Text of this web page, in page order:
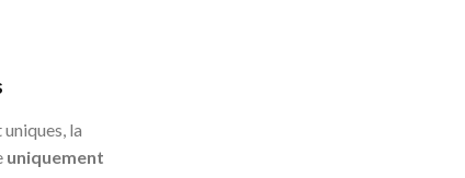
actuel
est :
la
uniquement